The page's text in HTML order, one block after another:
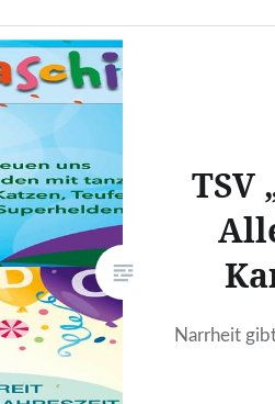
TSV
Narrheit